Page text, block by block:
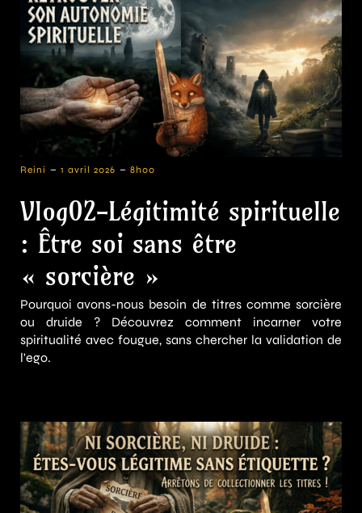
Reini - 1 avril 2026 - 8h00
Vlog02-Légitimité spirituelle
: Être soi sans être
« sorcière »
Pourquoi avons-nous besoin de titres comme sorcière
ou druide ? Découvrez comment incarner votre
spiritualité avec fougue, sans chercher la validation de
l'ego.